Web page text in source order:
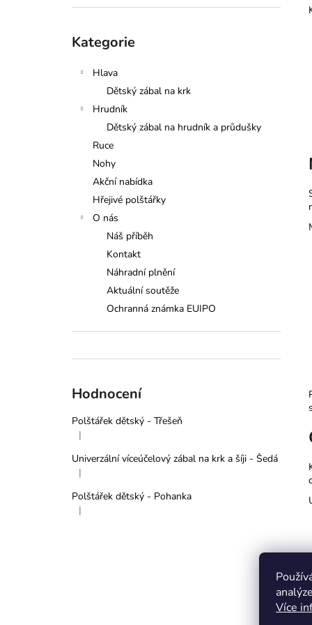
Více
kategorie
Kategorie
Hlava
Dětský zábal na krk
Hrudník
Dětský zábal na hrudník a průdušky
Ruce
Nohy
Akční nabídka
Hřejivé polštářky
O nás
Náš příběh
Kontakt
Náhradní plnění
Aktuální soutěže
Ochranná známka EUIPO
Hodnocení
Polštářek dětský - Třešeň
Hodnocení produktu je 5 z 5 hvězdiček.
|
Univerzální víceúčelový zábal na krk a šíji - Šedá
Hodnocení produktu je 5 z 5 hvězdiček.
|
Polštářek dětský - Pohanka
Hodnocení produktu je 5 z 5 hvězdiček.
|